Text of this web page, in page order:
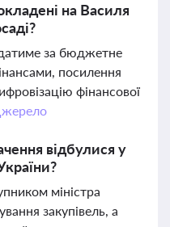
на Василя
за бюджетне
посилення
фінансової
відбулися у
міністра
закупівель, а